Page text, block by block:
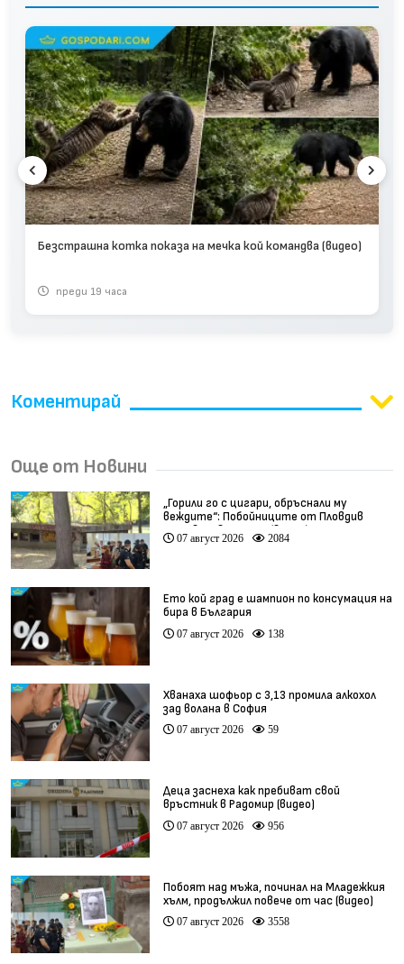
Безстрашна котка показа на мечка кой командва (видео)
преди 19 часа
Коментирай
Още от Новини
„Горили го с цигари, обръснали му
веждите“: Побойниците от Пловдив
остават в ареста (видео)
07 август 2026 2084
Ето кой град е шампион по консумация на
бира в България
07 август 2026 138
Хванаха шофьор с 3,13 промила алкохол
зад волана в София
07 август 2026 59
Деца заснеха как пребиват свой
връстник в Радомир (видео)
07 август 2026 956
Побоят над мъжа, починал на Младежкия
хълм, продължил повече от час (видео)
07 август 2026 3558